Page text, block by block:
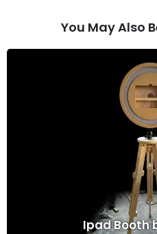
You May Also
Ipad Booth